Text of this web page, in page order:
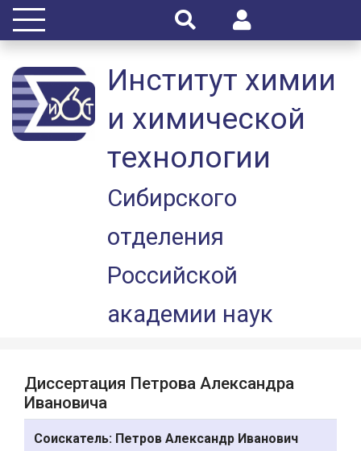
Институт химии
и химической
технологии
Сибирского
отделения
Российской
академии наук
Диссертация Петрова Александра
Ивановича
Соискатель: Петров Александр Иванович